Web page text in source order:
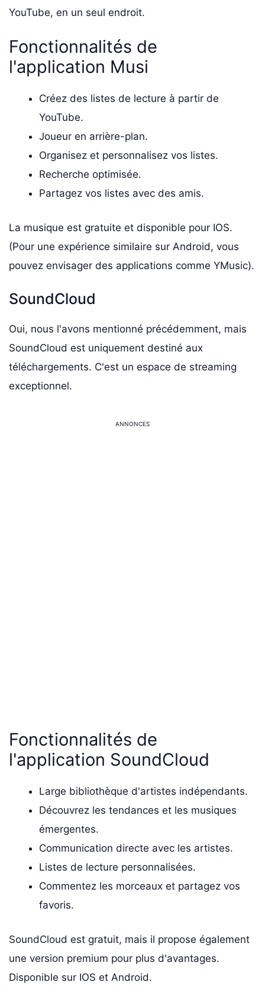
YouTube, en un seul endroit.
Fonctionnalités de
l'application Musi
Créez des listes de lecture à partir de
YouTube.
Joueur en arrière-plan.
Organisez et personnalisez vos listes.
Recherche optimisée.
Partagez vos listes avec des amis.
La musique est gratuite et disponible pour IOS.
(Pour une expérience similaire sur Android, vous
pouvez envisager des applications comme YMusic).
SoundCloud
Oui, nous l'avons mentionné précédemment, mais
SoundCloud est uniquement destiné aux
téléchargements. C'est un espace de streaming
exceptionnel.
ANNONCES
Fonctionnalités de
l'application SoundCloud
Large bibliothèque d'artistes indépendants.
Découvrez les tendances et les musiques
émergentes.
Communication directe avec les artistes.
Listes de lecture personnalisées.
Commentez les morceaux et partagez vos
favoris.
SoundCloud est gratuit, mais il propose également
une version premium pour plus d'avantages.
Disponible sur IOS et Android.